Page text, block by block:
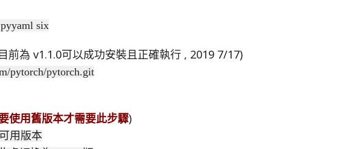
six
前為 v1.1.0可以成功安裝且正確執行 , 2019 7/17)
pytorch/pytorch.git
使用舊版本才需要此步驟)
版本